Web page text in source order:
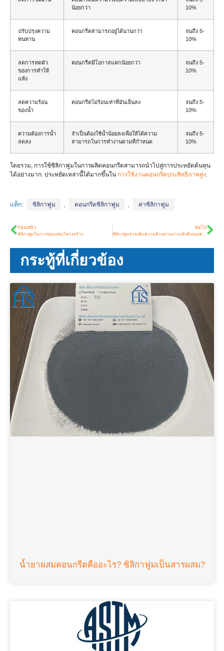
น้อยกว่า
10%
ปรับปรุงความ
ทนทาน
คอนกรีตสามารถอยู่ได้นานกว่า
จนถึง 5-
10%
ลดการหดตัว
ของการทำให้
แห้ง
คอนกรีตมีโอกาสแตกน้อยกว่า
จนถึง 5-
10%
ลดความร้อน
ของน้ำ
คอนกรีตไม่ร้อนเท่าที่มันเย็นลง
จนถึง 5-
10%
ความต้องการน้ำ
ลดลง
จำเป็นต้องใช้น้ำน้อยลงเพื่อให้ได้ความ
สามารถในการทำงานตามที่กำหนด
จนถึง 5-
10%
โดยรวม, การใช้ซิลิกาฟูมในการผลิตคอนกรีตสามารถนำไปสู่การประหยัดต้นทุน
ได้อย่างมาก. ประหยัดเหล่านี้ได้มากขึ้นใน การใช้งานคอนกรีตประสิทธิภาพสูง
แท็ก: ซิลิกาฟูม , คอนกรีตซิลิกาฟูม , ค่าซิลิกาฟูม
ก่อนหน้า
ซิลิกาฟูมในการซ่อมแซมโครงสร้าง
ต่อไป
ซิลิกาฟูมช่วยเพิ่มความต้านทานการแข็งตัวของคอนกรีตได้อย่างไร?
กระทู้ที่เกี่ยวข้อง
น้ำยาผสมคอนกรีตคืออะไร? ซิลิกาฟูมเป็นสารผสม?